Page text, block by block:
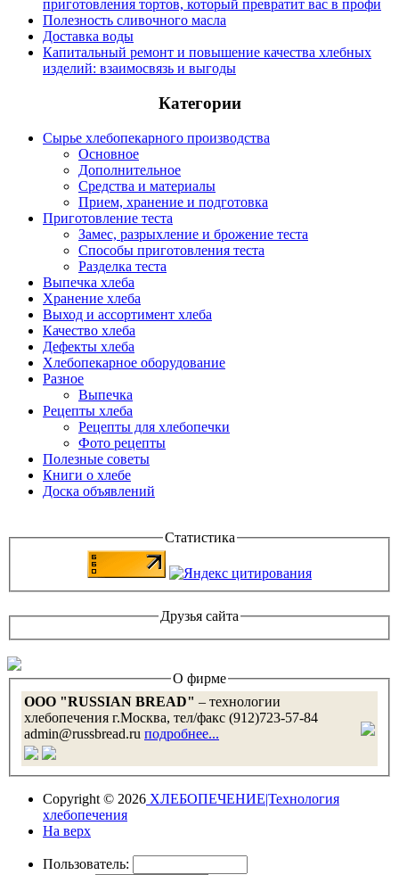
приготовления тортов, который превратит вас в профи
Полезность сливочного масла
Доставка воды
Капитальный ремонт и повышение качества хлебных
изделий: взаимосвязь и выгоды
Категории
Сырье хлебопекарного производства
Основное
Дополнительное
Средства и материалы
Прием, хранение и подготовка
Приготовление теста
Замес, разрыхление и брожение теста
Способы приготовления теста
Разделка теста
Выпечка хлеба
Хранение хлеба
Выход и ассортимент хлеба
Качество хлеба
Дефекты хлеба
Хлебопекарное оборудование
Разное
Выпечка
Рецепты хлеба
Рецепты для хлебопечки
Фото рецепты
Полезные советы
Книги о хлебе
Доска объявлений
Статистика
Друзья сайта
О фирме
OOO "RUSSIAN BREAD" – технологии
хлебопечения г.Москва, тел/факс (912)723-57-84
admin@russbread.ru подробнее...
Copyright © 2026 ХЛЕБОПЕЧЕНИЕ|Технология
хлебопечения
На верх
Пользователь: